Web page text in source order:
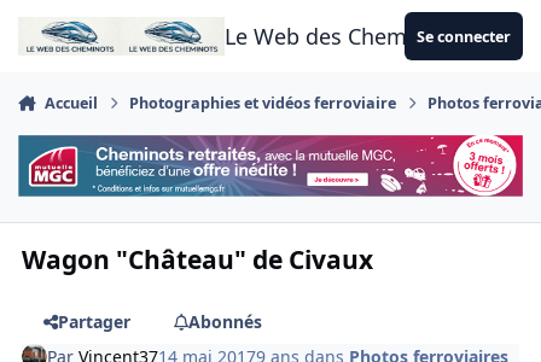
Aller au contenu
Le Web des CheminotsSe connecter
Accueil Photographies et vidéos ferroviaire Photos
Wagon "Château" de Civaux
Partager
Abonnés
ParVincent3714 mai 20179 ans dans Photos ferroviaires